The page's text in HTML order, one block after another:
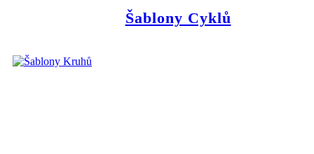
Šablony Cyklů